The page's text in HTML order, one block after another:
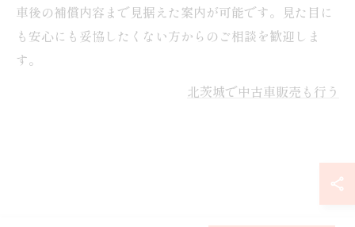
車後の補償内容まで見据えた案内が可能です。見た目に
も安心にも妥協したくない方からのご相談を歓迎しま
す。
北茨城で中古車販売も行う